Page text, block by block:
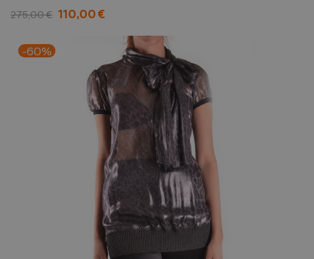
275,00 € 110,00 €
-60%